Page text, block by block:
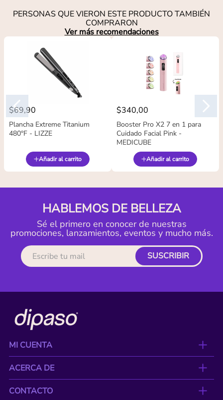
PERSONAS QUE VIERON ESTE PRODUCTO TAMBIÉN
COMPRARON
Ver más recomendaciones
$69,90
Plancha Extreme Titanium
480°F - LIZZE
Añadir al carrito
$340,00
Booster Pro X2 7 en 1 para
Cuidado Facial Pink -
MEDICUBE
Añadir al carrito
HABLEMOS DE BELLEZA
Sé el primero en conocer de nuestras
promociones, lanzamientos, eventos y mucho más.
SUSCRIBIR
MI CUENTA
ACERCA DE
CONTACTO